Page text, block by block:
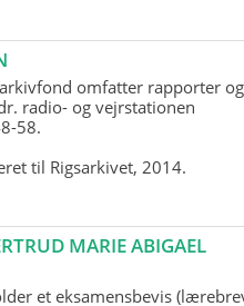
omfatter rapporter og
radio- og vejrstationen
58.
til Rigsarkivet, 2014.
MARIE ABIGAEL
et eksamensbevis